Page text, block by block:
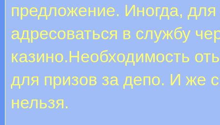
предложение. Иногда,
адресоваться в службу
казино.Необходимость
для призов за депо. И же
нельзя.